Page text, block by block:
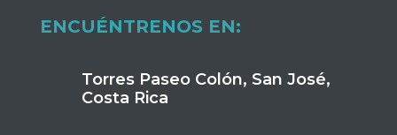
ENCUÉNTRENOS EN:
Torres Paseo Colón, San José,
Costa Rica